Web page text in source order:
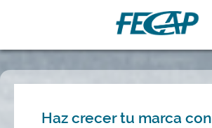
Haz crecer tu marca con